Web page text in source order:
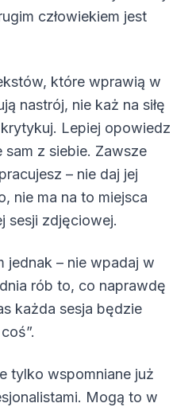
człowiekiem jest
które wprawią w
nastrój, nie każ na siłę
Lepiej opowiedz
z siebie. Zawsze
– nie daj jej
nie ma na to miejsca
sesji zdjęciowej.
jednak – nie wpadaj w
rób to, co naprawdę
każda sesja będzie
tylko wspomniane już
Mogą to w